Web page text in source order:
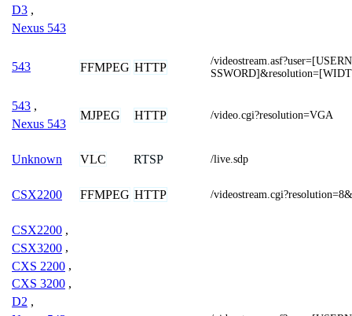
D3 ,
Nexus 543
543 FFMPEG HTTP
/
543 ,
Nexus 543
MJPEG HTTP /video.cgi?resolution=VGA
Unknown VLC RTSP /live.sdp
CSX2200 FFMPEG HTTP /
CSX2200 ,
CSX3200 ,
CXS 2200 ,
CXS 3200 ,
D2 ,